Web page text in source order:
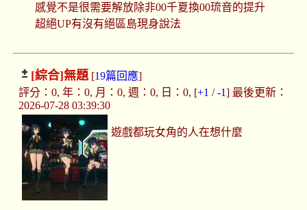
感覺不是很需要解放除非00千夏換00琉音的提升
超絕UP有沒有絕區島現身說法
[綜合]無題[19篇回應]
評分：0, 年：0, 月：0, 週：0, 日：0, [+1 /-1] 最後更新：
2026-07-28 03:39:30
遊戲都玩女角的人在想什麼